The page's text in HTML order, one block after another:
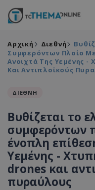
Αρχική Διεθνή
Συμφερόντων Πλοίο
Ανοιχτά Της Υεμένης
Και Αντιπλοϊκούς
ΔΙΕΘΝΗ
Βυθίζεται το
συμφερόντων
ένοπλη
Υεμένης -
drones και
πυραύλους